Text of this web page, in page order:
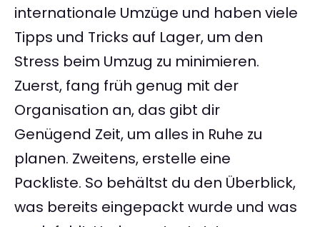
internationale Umzüge und haben viele
Tipps und Tricks auf Lager, um den
Stress beim Umzug zu minimieren.
Zuerst, fang früh genug mit der
Organisation an, das gibt dir
Genügend Zeit, um alles in Ruhe zu
planen. Zweitens, erstelle eine
Packliste. So behältst du den Überblick,
was bereits eingepackt wurde und was